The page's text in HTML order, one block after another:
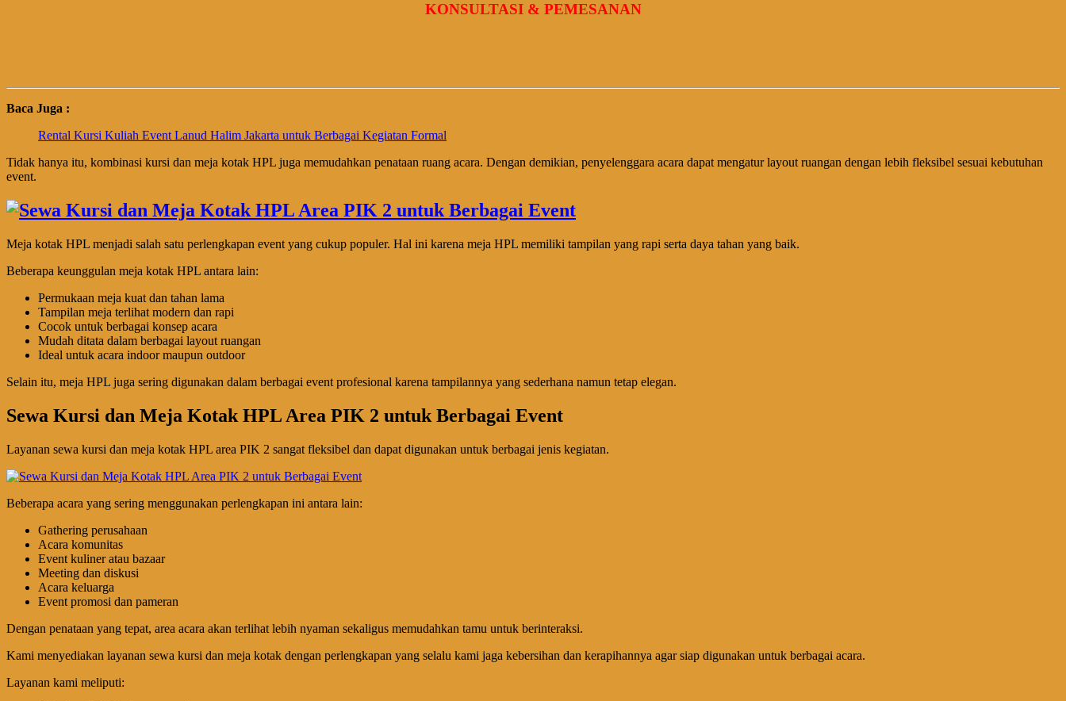
KONSULTASI & PEMESANAN
Baca Juga :
Rental Kursi Kuliah Event Lanud Halim Jakarta untuk Berbagai Kegiatan Formal
Tidak hanya itu, kombinasi kursi dan meja kotak HPL juga memudahkan penataan ruang acara. Dengan demikian, penyelenggara acara dapat mengatur layout ruangan dengan lebih fleksibel sesuai kebutuhan
event.
Meja kotak HPL menjadi salah satu perlengkapan event yang cukup populer. Hal ini karena meja HPL memiliki tampilan yang rapi serta daya tahan yang baik.
Beberapa keunggulan meja kotak HPL antara lain:
Permukaan meja kuat dan tahan lama
Tampilan meja terlihat modern dan rapi
Cocok untuk berbagai konsep acara
Mudah ditata dalam berbagai layout ruangan
Ideal untuk acara indoor maupun outdoor
Selain itu, meja HPL juga sering digunakan dalam berbagai event profesional karena tampilannya yang sederhana namun tetap elegan.
Sewa Kursi dan Meja Kotak HPL Area PIK 2 untuk Berbagai Event
Layanan sewa kursi dan meja kotak HPL area PIK 2 sangat fleksibel dan dapat digunakan untuk berbagai jenis kegiatan.
Beberapa acara yang sering menggunakan perlengkapan ini antara lain:
Gathering perusahaan
Acara komunitas
Event kuliner atau bazaar
Meeting dan diskusi
Acara keluarga
Event promosi dan pameran
Dengan penataan yang tepat, area acara akan terlihat lebih nyaman sekaligus memudahkan tamu untuk berinteraksi.
Kami menyediakan layanan sewa kursi dan meja kotak dengan perlengkapan yang selalu kami jaga kebersihan dan kerapihannya agar siap digunakan untuk berbagai acara.
Layanan kami meliputi: